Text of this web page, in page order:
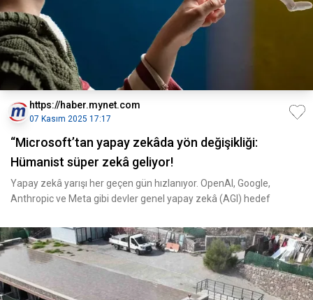
https://haber.mynet.com
07 Kasım 2025 17:17
“Microsoft’tan yapay zekâda yön değişikliği:
Hümanist süper zekâ geliyor!
Yapay zekâ yarışı her geçen gün hızlanıyor. OpenAI, Google,
Anthropic ve Meta gibi devler genel yapay zekâ (AGI) hedef